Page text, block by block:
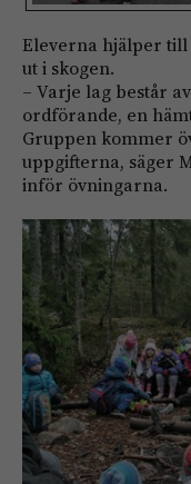
Eleverna hjälper
ut i skogen.
– Varje lag består
ordförande, en
Gruppen kommer
uppgifterna, säger
inför övningarna.